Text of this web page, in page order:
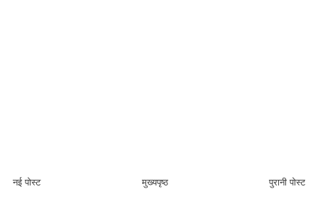
नई पोस्ट पुरानी पोस्ट
मुख्यपृष्ठ